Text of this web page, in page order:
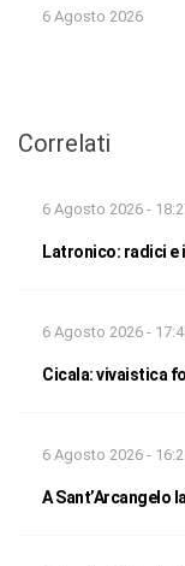
6 Agosto 2026
Correlati
6 Agosto 2026 -
Latronico: radici e
6 Agosto 2026 -
Cicala: vivaistica
6 Agosto 2026 -
A Sant’Arcangelo